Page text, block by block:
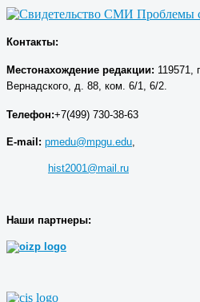
Контакты:
Местонахождение редакции: 119571,
Вернадского, д. 88, ком. 6/1, 6/2.
Телефон:+7(499) 730-38-63
E-mail: pmedu@mpgu.edu
hist2001@mail.ru
Наши партнеры: